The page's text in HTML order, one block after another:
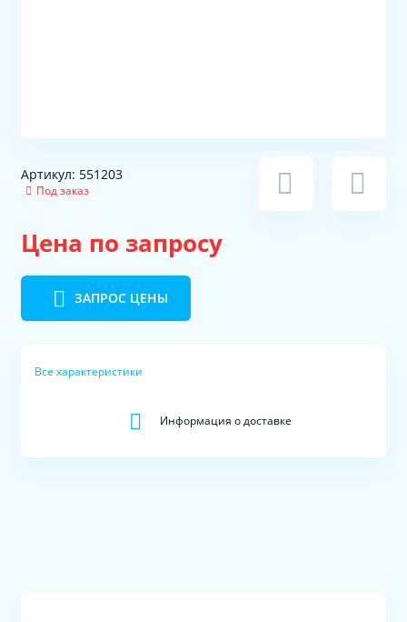
Артикул: 551203
Под заказ
Цена по запросу
ЗАПРОС ЦЕНЫ
Все характеристики
Информация о доставке